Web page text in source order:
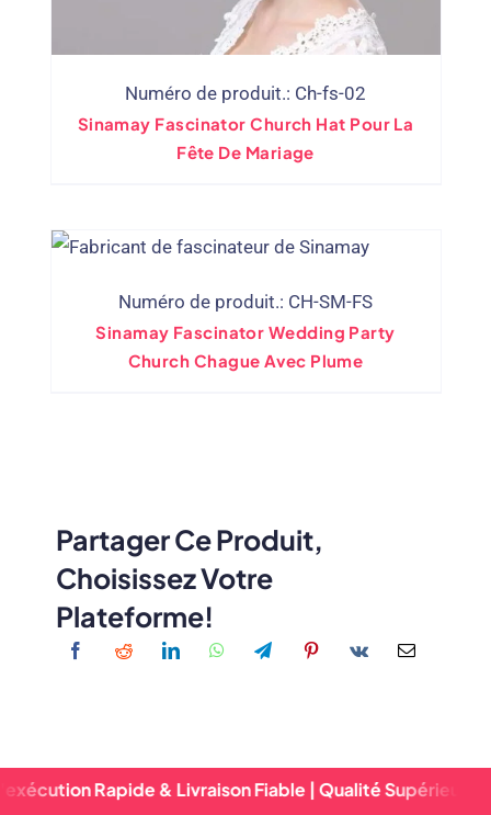
Numéro de produit.: Ch-fs-02
Sinamay Fascinator Church Hat Pour La
Fête De Mariage
Numéro de produit.: CH-SM-FS
Sinamay Fascinator Wedding Party
Church Chague Avec Plume
Partager Ce Produit,
Choisissez Votre
Plateforme!
Rapide & Livraison Fiable | Qualité Supérieure